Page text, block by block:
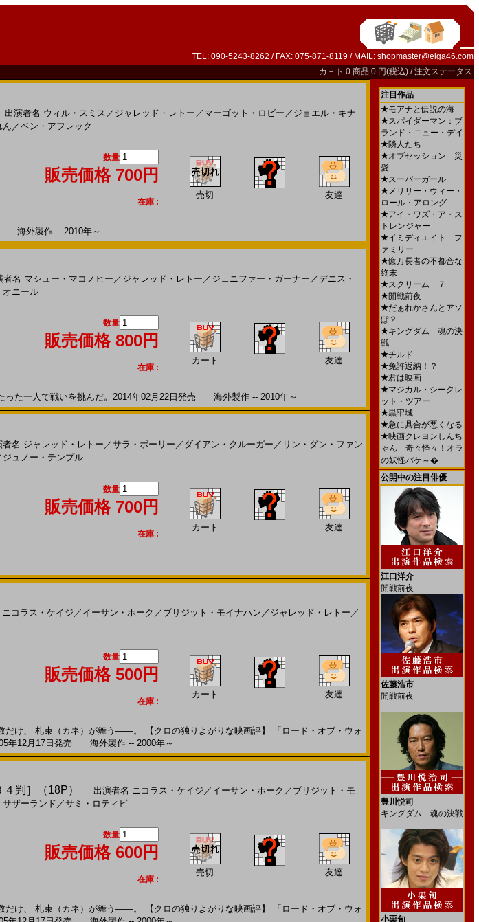
TEL: 090-5243-8262 / FAX: 075-871-8119 / MAIL: shopmaster@eiga46.com
カ－ト 0 商品 0 円(税込) /注文ステータス
演者名 ウィル・スミス ／ ジャレッド・レトー ／ マーゴット・ロビー ／ ジョエル・キナ
ん／ベン・アフレック
数量
販売価格 700円
在庫 :
売切 友達
海外製作 -- 2010年～
名 マシュー・マコノヒー ／ ジャレッド・レトー ／ ジェニファー・ガーナー ／デニス・
オニール
数量
販売価格 800円
在庫 :
カート 友達
った一人で戦いを挑んだ。2014年02月22日発売 海外製作 -- 2010年～
名 ジャレッド・レトー ／サラ・ポーリー ／ ダイアン・クルーガー ／ リン・ダン・ファン
ジュノー・テンプル
数量
販売価格 700円
在庫 :
カート 友達
ニコラス・ケイジ ／ イーサン・ホーク ／ ブリジット・モイナハン ／ ジャレッド・レトー ／
数量
販売価格 500円
在庫 :
カート 友達
、 札束（カネ）が舞う――。 【クロの独りよがりな映画評】 「ロード・オブ・ウォ
年12月17日発売 海外製作 -- 2000年～
判］（18P） 出演者名 ニコラス・ケイジ ／ イーサン・ホーク ／ ブリジット・モ
サザーランド／サミ・ロティビ
数量
販売価格 600円
在庫 :
売切 友達
、 札束（カネ）が舞う――。 【クロの独りよがりな映画評】 「ロード・オブ・ウォ
注目作品
★モアナと伝説の海
★スパイダーマン：ブ
ランド・ニュー・デイ
★隣人たち
★オブセッション 災
愛
★スーパーガール
★メリリー・ウィー・
ロール・アロング
★アイ・ワズ・ア・ス
トレンジャー
★イミディエイト フ
ァミリー
★億万長者の不都合な
終末
★スクリーム ７
★開戦前夜
★だぁれかさんとアソ
ぼ？
★キングダム 魂の決
戦
★チルド
★免許返納！？
★君は映画
★マジカル・シークレ
ット・ツアー
★黒牢城
★急に具合が悪くなる
★映画クレヨンしんち
ゃん 奇々怪々！オラ
の妖怪バケ～�
公開中の注目俳優
江口洋介
開戦前夜
佐藤浩市
開戦前夜
豊川悦司
キングダム 魂の決戦
小栗旬